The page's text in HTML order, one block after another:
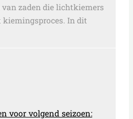
van zaden die lichtkiemers
kiemingsproces. In dit
voor volgend seizoen: